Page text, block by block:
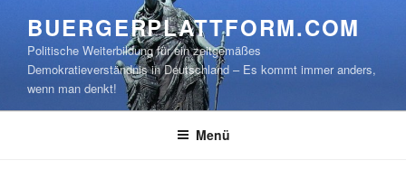
springen
BUERGERPLATTFORM.COM
Politische Weiterbildung für ein zeitgemäßes
Demokratieverständnis in Deutschland – Es kommt immer anders,
wenn man denkt!
Menü